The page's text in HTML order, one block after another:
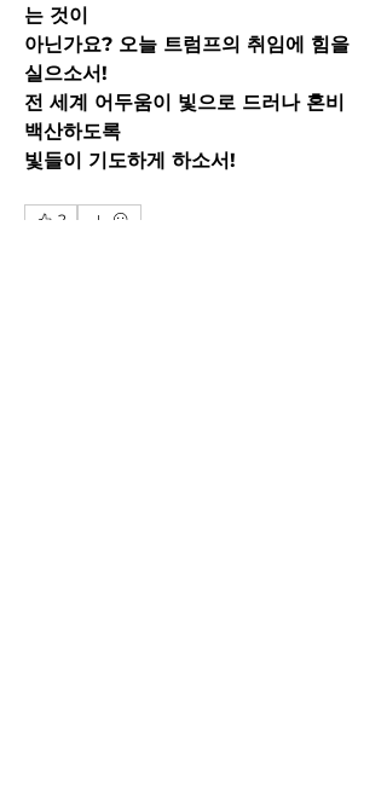
는 것이
아닌가요? 오늘 트럼프의 취임에 힘을
실으소서!
전 세계 어두움이 빛으로 드러나 혼비
백산하도록
빛들이 기도하게 하소서!
2